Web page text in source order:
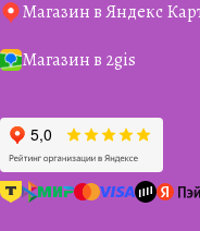
Магазин в Яндекс
Магазин в 2gis